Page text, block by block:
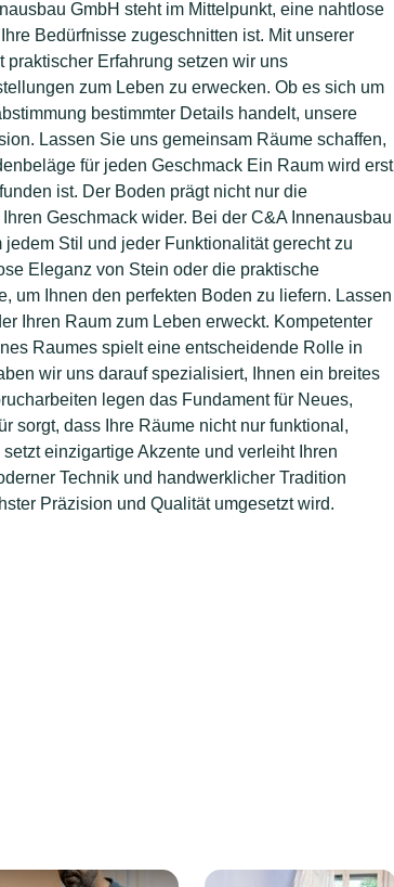
GmbH steht im Mittelpunkt, eine nahtlose
Bedürfnisse zugeschnitten ist. Mit unserer
Erfahrung setzen wir uns
zum Leben zu erwecken. Ob es sich um
bestimmter Details handelt, unsere
Lassen Sie uns gemeinsam Räume schaffen,
für jeden Geschmack Ein Raum wird erst
ist. Der Boden prägt nicht nur die
Geschmack wider. Bei der C&A Innenausbau
Stil und jeder Funktionalität gerecht zu
Eleganz von Stein oder die praktische
um Ihnen den perfekten Boden zu liefern. Lassen
Ihren Raum zum Leben erweckt. Kompetenter
Raumes spielt eine entscheidende Rolle in
wir uns darauf spezialisiert, Ihnen ein breites
legen das Fundament für Neues,
sorgt, dass Ihre Räume nicht nur funktional,
einzigartige Akzente und verleiht Ihren
Technik und handwerklicher Tradition
Präzision und Qualität umgesetzt wird.